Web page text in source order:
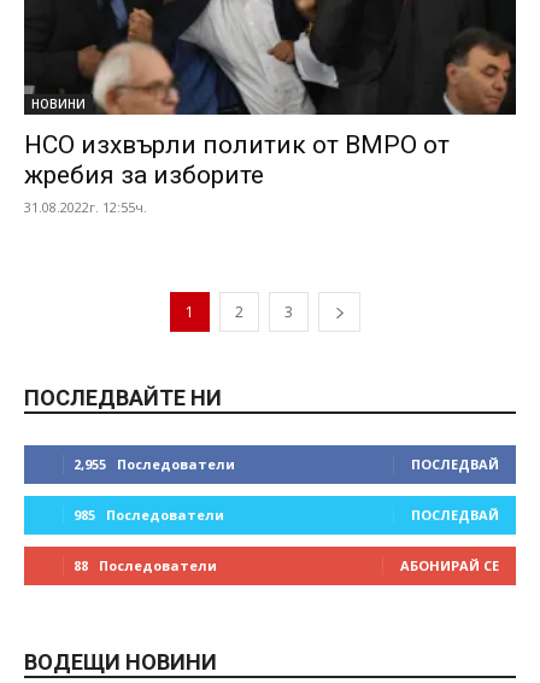
НОВИНИ
НСО изхвърли политик от ВМРО от
жребия за изборите
31.08.2022г. 12:55ч.
1 2 3
ПОСЛЕДВАЙТЕ НИ
2,955 Последователи ПОСЛЕДВАЙ
985 Последователи ПОСЛЕДВАЙ
88 Последователи АБОНИРАЙ СЕ
ВОДЕЩИ НОВИНИ